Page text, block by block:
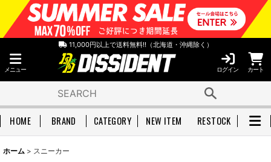
11,000円以上で送料無料!!（北海道・沖縄除く）
メニュー ログイン カート
HOME BRAND CATEGORY NEW ITEM RESTOCK
ホーム > スニーカー